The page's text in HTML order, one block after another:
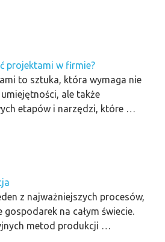
projektami w firmie?
to sztuka, która wymaga nie
ale także
etapów i narzędzi, które …
z najważniejszych procesów,
gospodarek na całym świecie.
metod produkcji …